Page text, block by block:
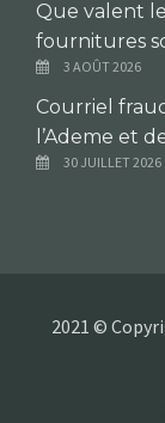
Que valent
fournitures
3 AOÛT 2026
Courriel
l’Ademe et
30 JUILLET 2026
2021 ©